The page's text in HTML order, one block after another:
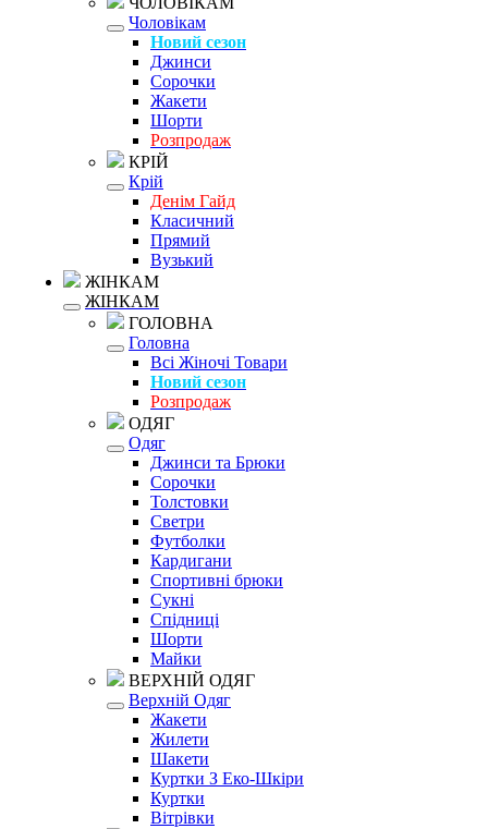
Чоловікам
Новий сезон
Джинси
Сорочки
Жакети
Шорти
Розпродаж
КРІЙ
Крій
Денім Гайд
Класичний
Прямий
Вузький
ЖІНКАМ
ЖІНКАМ
ГОЛОВНА
Головна
Всі Жіночі Товари
Новий сезон
Розпродаж
ОДЯГ
Одяг
Джинси та Брюки
Сорочки
Толстовки
Светри
Футболки
Кардигани
Спортивні брюки
Сукні
Спідниці
Шорти
Майки
ВЕРХНІЙ ОДЯГ
Верхній Одяг
Жакети
Жилети
Шакети
Куртки З Еко-Шкіри
Куртки
Вітрівки